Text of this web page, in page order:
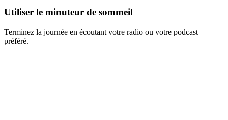
Utiliser le minuteur de sommeil
Terminez la journée en écoutant votre radio ou votre podcast
préféré.